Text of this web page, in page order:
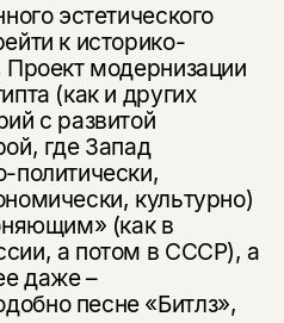
эстетического
к историко-
Проект модернизации
(как и других
с развитой
где Запад
политически,
культурно)
(как в
а потом в СССР), а
даже –
песне «Битлз»,